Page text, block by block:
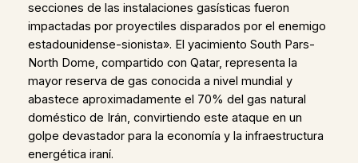
secciones de las instalaciones gasísticas fueron
impactadas por proyectiles disparados por el enemigo
estadounidense-sionista». El yacimiento South Pars-
North Dome, compartido con Qatar, representa la
mayor reserva de gas conocida a nivel mundial y
abastece aproximadamente el 70% del gas natural
doméstico de Irán, convirtiendo este ataque en un
golpe devastador para la economía y la infraestructura
energética iraní.